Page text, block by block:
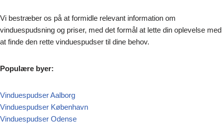
Vi bestræber os på at formidle relevant information om
vinduespudsning og priser, med det formål at lette din oplevelse med
at finde den rette vinduespudser til dine behov.
Populære byer:
Vinduespudser Aalborg
Vinduespudser København
Vinduespudser Odense